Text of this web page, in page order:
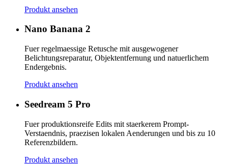
Produkt ansehen
Nano Banana 2
Fuer regelmaessige Retusche mit ausgewogener
Belichtungsreparatur, Objektentfernung und natuerlichem
Endergebnis.
Produkt ansehen
Seedream 5 Pro
Fuer produktionsreife Edits mit staerkerem Prompt-
Verstaendnis, praezisen lokalen Aenderungen und bis zu 10
Referenzbildern.
Produkt ansehen